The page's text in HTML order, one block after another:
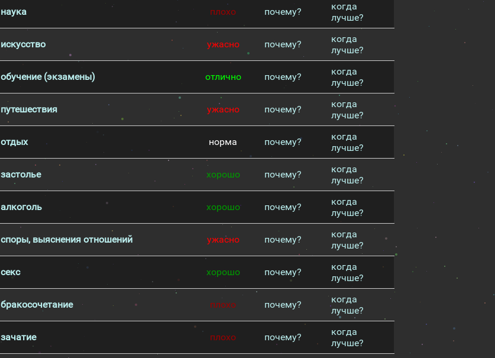
наука плохо почему?
когда
лучше?
искусство ужасно почему?
когда
лучше?
обучение (экзамены) отлично почему?
когда
лучше?
путешествия ужасно почему?
когда
лучше?
отдых норма почему?
когда
лучше?
застолье хорошо почему?
когда
лучше?
алкоголь хорошо почему?
когда
лучше?
споры, выяснения отношений ужасно почему?
когда
лучше?
секс хорошо почему?
когда
лучше?
бракосочетание плохо почему?
когда
лучше?
зачатие плохо почему?
когда
лучше?